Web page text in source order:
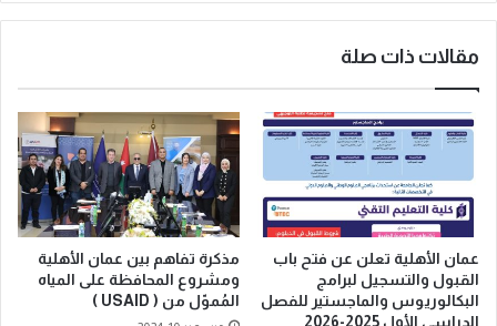
مقالات ذات صلة
عمان الأهلية تعلن عن فتح باب
القبول والتسجيل لبرامج
البكالوريوس والماجستير للفصل
الدراسي الأول 2025-2026
مذكرة تفاهم بين عمان الأهلية
ومشروع المحافظة على المياه
المُموّل من ( USAID )